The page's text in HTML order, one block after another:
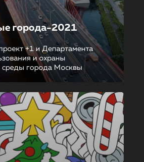
города-2021
+1 и Департамента
и охраны
города Москвы